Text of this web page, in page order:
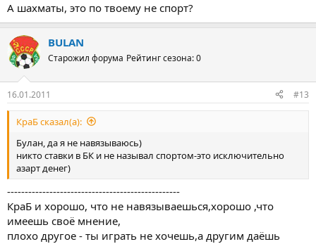
А шахматы, это по твоему не спорт?
BULAN
Старожил форума Рейтинг сезона: 0
16.01.2011 #13
КраБ сказал(а):
Булан, да я не навязываюсь)
никто ставки в БК и не называл спортом-это исключительно
азарт денег)
-------------------------------------------------
КраБ и хорошо, что не навязываешься,хорошо ,что
имеешь своё мнение,
плохо другое - ты играть не хочешь,а другим даёшь